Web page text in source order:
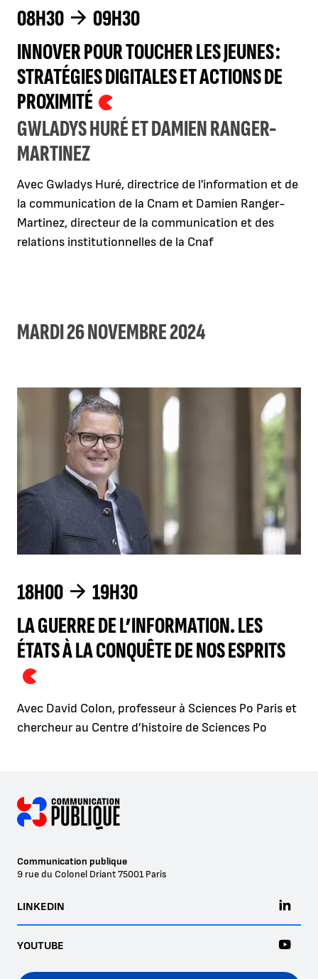
INNOVER POUR TOUCHER LES JEUNES :
STRATÉGIES DIGITALES ET ACTIONS DE
PROXIMITÉ
GWLADYS HURÉ ET DAMIEN RANGER-
MARTINEZ
08H30 09H30
Avec Gwladys Huré, directrice de l'information et de
la communication de la Cnam et Damien Ranger-
Martinez, directeur de la communication et des
relations institutionnelles de la Cnaf
MARDI 26 NOVEMBRE 2024
LA GUERRE DE L’INFORMATION. LES
ÉTATS À LA CONQUÊTE DE NOS ESPRITS
18H00 19H30
Avec David Colon, professeur à Sciences Po Paris et
chercheur au Centre d’histoire de Sciences Po
Communication publique
9 rue du Colonel Driant75001 Paris
LINKEDIN
YOUTUBE